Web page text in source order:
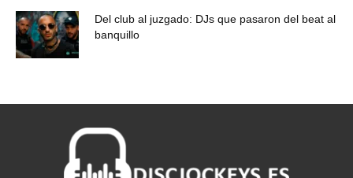
Del club al juzgado: DJs que pasaron del beat al
banquillo